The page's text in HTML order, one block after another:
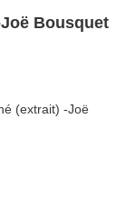
Bousquet